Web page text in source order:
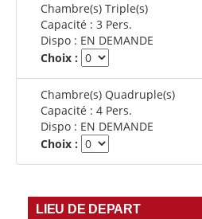
Chambre(s) Triple(s)
Capacité : 3 Pers.
Dispo : EN DEMANDE
Choix :
Chambre(s) Quadruple(s)
Capacité : 4 Pers.
Dispo : EN DEMANDE
Choix :
LIEU DE DEPART